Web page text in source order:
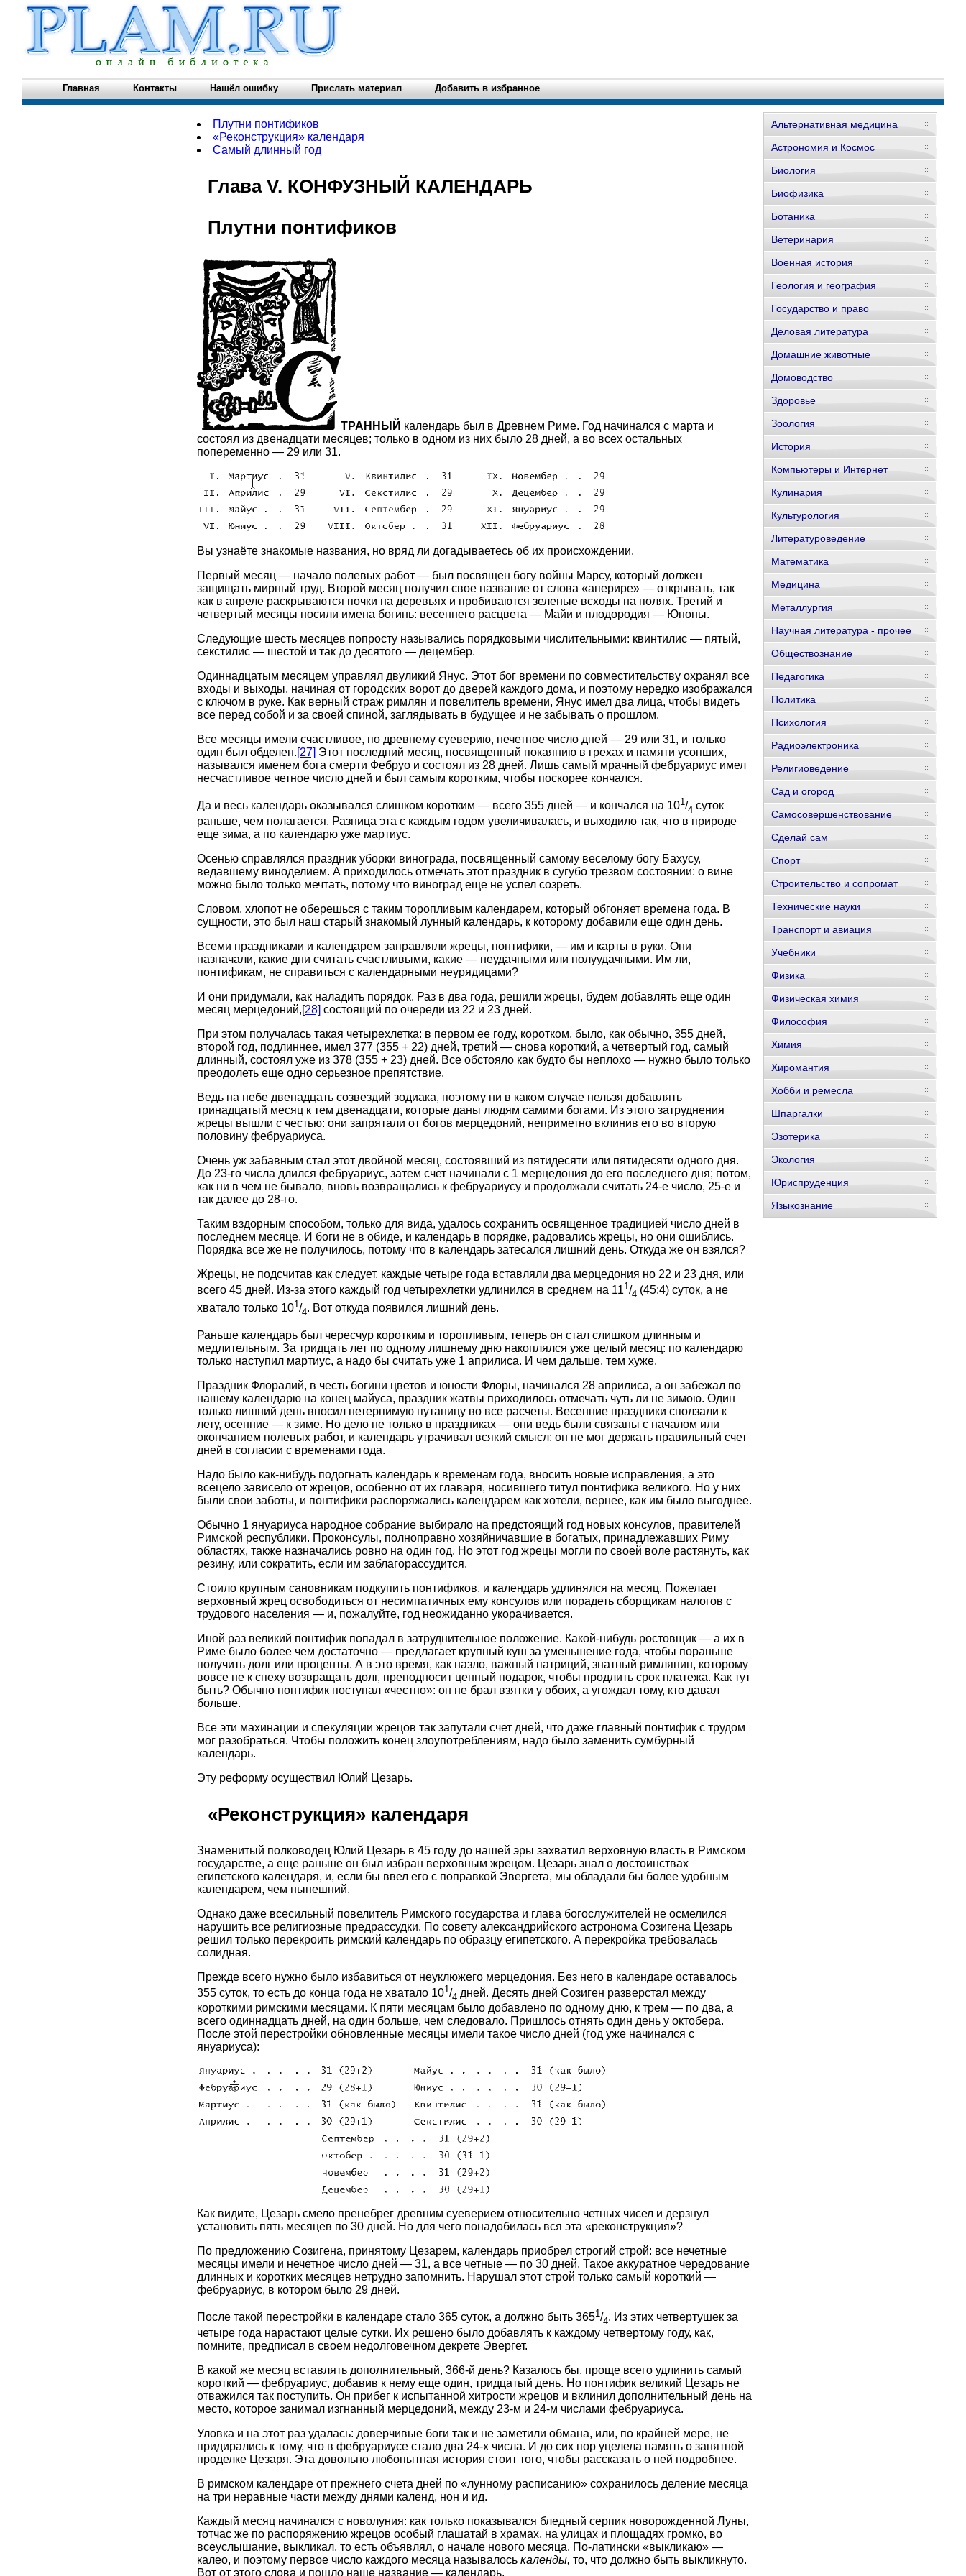
Главная Контакты Нашёл ошибку Прислать материал Добавить в избранное
Плутни понтификов
«Реконструкция» календаря
Самый длинный год
Глава V. КОНФУЗНЫЙ КАЛЕНДАРЬ
Плутни понтификов
ТРАННЫЙ календарь был в Древнем Риме. Год начинался с марта и
состоял из двенадцати месяцев; только в одном из них было 28 дней, а во всех остальных
попеременно — 29 или 31.
Вы узнаёте знакомые названия, но вряд ли догадываетесь об их происхождении.
Первый месяц — начало полевых работ — был посвящен богу войны Марсу, который должен
защищать мирный труд. Второй месяц получил свое название от слова «аперире» — открывать, так
как в апреле раскрываются почки на деревьях и пробиваются зеленые всходы на полях. Третий и
четвертый месяцы носили имена богинь: весеннего расцвета — Майи и плодородия — Юноны.
Следующие шесть месяцев попросту назывались порядковыми числительными: квинтилис — пятый,
секстилис — шестой и так до десятого — децембер.
Одиннадцатым месяцем управлял двуликий Янус. Этот бог времени по совместительству охранял все
входы и выходы, начиная от городских ворот до дверей каждого дома, и поэтому нередко изображался
с ключом в руке. Как верный страж римлян и повелитель времени, Янус имел два лица, чтобы видеть
все перед собой и за своей спиной, заглядывать в будущее и не забывать о прошлом.
Все месяцы имели счастливое, по древнему суеверию, нечетное число дней — 29 или 31, и только
один был обделен.[27] Этот последний месяц, посвященный покаянию в грехах и памяти усопших,
назывался именем бога смерти Фебруо и состоял из 28 дней. Лишь самый мрачный фебруариус имел
несчастливое четное число дней и был самым коротким, чтобы поскорее кончался.
Да и весь календарь оказывался слишком коротким — всего 355 дней — и кончался на 101/4 суток
раньше, чем полагается. Разница эта с каждым годом увеличивалась, и выходило так, что в природе
еще зима, а по календарю уже мартиус.
Осенью справлялся праздник уборки винограда, посвященный самому веселому богу Бахусу,
ведавшему виноделием. А приходилось отмечать этот праздник в сугубо трезвом состоянии: о вине
можно было только мечтать, потому что виноград еще не успел созреть.
Словом, хлопот не оберешься с таким торопливым календарем, который обгоняет времена года. В
сущности, это был наш старый знакомый лунный календарь, к которому добавили еще один день.
Всеми праздниками и календарем заправляли жрецы, понтифики, — им и карты в руки. Они
назначали, какие дни считать счастливыми, какие — неудачными или полуудачными. Им ли,
понтификам, не справиться с календарными неурядицами?
И они придумали, как наладить порядок. Раз в два года, решили жрецы, будем добавлять еще один
месяц мерцедоний,[28] состоящий по очереди из 22 и 23 дней.
При этом получалась такая четырехлетка: в первом ее году, коротком, было, как обычно, 355 дней,
второй год, подлиннее, имел 377 (355 + 22) дней, третий — снова короткий, а четвертый год, самый
длинный, состоял уже из 378 (355 + 23) дней. Все обстояло как будто бы неплохо — нужно было только
преодолеть еще одно серьезное препятствие.
Ведь на небе двенадцать созвездий зодиака, поэтому ни в каком случае нельзя добавлять
тринадцатый месяц к тем двенадцати, которые даны людям самими богами. Из этого затруднения
жрецы вышли с честью: они запрятали от богов мерцедоний, неприметно вклинив его во вторую
половину фебруариуса.
Очень уж забавным стал этот двойной месяц, состоявший из пятидесяти или пятидесяти одного дня.
До 23-го числа длился фебруариус, затем счет начинали с 1 мерцедония до его последнего дня; потом,
как ни в чем не бывало, вновь возвращались к фебруариусу и продолжали считать 24-е число, 25-е и
так далее до 28-го.
Таким вздорным способом, только для вида, удалось сохранить освященное традицией число дней в
последнем месяце. И боги не в обиде, и календарь в порядке, радовались жрецы, но они ошиблись.
Порядка все же не получилось, потому что в календарь затесался лишний день. Откуда же он взялся?
Жрецы, не подсчитав как следует, каждые четыре года вставляли два мерцедония но 22 и 23 дня, или
всего 45 дней. Из-за этого каждый год четырехлетки удлинился в среднем на 111/4 (45:4) суток, а не
хватало только 101/4. Вот откуда появился лишний день.
Раньше календарь был чересчур коротким и торопливым, теперь он стал слишком длинным и
медлительным. За тридцать лет по одному лишнему дню накоплялся уже целый месяц: по календарю
только наступил мартиус, а надо бы считать уже 1 априлиса. И чем дальше, тем хуже.
Праздник Флоралий, в честь богини цветов и юности Флоры, начинался 28 априлиса, а он забежал по
нашему календарю на конец майуса, праздник жатвы приходилось отмечать чуть ли не зимою. Один
только лишний день вносил нетерпимую путаницу во все расчеты. Весенние праздники сползали к
лету, осенние — к зиме. Но дело не только в праздниках — они ведь были связаны с началом или
окончанием полевых работ, и календарь утрачивал всякий смысл: он не мог держать правильный счет
дней в согласии с временами года.
Надо было как-нибудь подогнать календарь к временам года, вносить новые исправления, а это
всецело зависело от жрецов, особенно от их главаря, носившего титул понтифика великого. Но у них
были свои заботы, и понтифики распоряжались календарем как хотели, вернее, как им было выгоднее.
Обычно 1 януариуса народное собрание выбирало на предстоящий год новых консулов, правителей
Римской республики. Проконсулы, полноправно хозяйничавшие в богатых, принадлежавших Риму
областях, также назначались ровно на один год. Но этот год жрецы могли по своей воле растянуть, как
резину, или сократить, если им заблагорассудится.
Стоило крупным сановникам подкупить понтификов, и календарь удлинялся на месяц. Пожелает
верховный жрец освободиться от несимпатичных ему консулов или порадеть сборщикам налогов с
трудового населения — и, пожалуйте, год неожиданно укорачивается.
Иной раз великий понтифик попадал в затруднительное положение. Какой-нибудь ростовщик — а их в
Риме было более чем достаточно — предлагает крупный куш за уменьшение года, чтобы пораньше
получить долг или проценты. А в это время, как назло, важный патриций, знатный римлянин, которому
вовсе не к спеху возвращать долг, преподносит ценный подарок, чтобы продлить срок платежа. Как тут
быть? Обычно понтифик поступал «честно»: он не брал взятки у обоих, а угождал тому, кто давал
больше.
Все эти махинации и спекуляции жрецов так запутали счет дней, что даже главный понтифик с трудом
мог разобраться. Чтобы положить конец злоупотреблениям, надо было заменить сумбурный
календарь.
Эту реформу осуществил Юлий Цезарь.
«Реконструкция» календаря
Знаменитый полководец Юлий Цезарь в 45 году до нашей эры захватил верховную власть в Римском
государстве, а еще раньше он был избран верховным жрецом. Цезарь знал о достоинствах
египетского календаря, и, если бы ввел его с поправкой Эвергета, мы обладали бы более удобным
календарем, чем нынешний.
Однако даже всесильный повелитель Римского государства и глава богослужителей не осмелился
нарушить все религиозные предрассудки. По совету александрийского астронома Созигена Цезарь
решил только перекроить римский календарь по образцу египетского. А перекройка требовалась
солидная.
Прежде всего нужно было избавиться от неуклюжего мерцедония. Без него в календаре оставалось
355 суток, то есть до конца года не хватало 101/4 дней. Десять дней Созиген разверстал между
короткими римскими месяцами. К пяти месяцам было добавлено по одному дню, к трем — по два, а
всего одиннадцать дней, на один больше, чем следовало. Пришлось отнять один день у октобера.
После этой перестройки обновленные месяцы имели такое число дней (год уже начинался с
януариуса):
Как видите, Цезарь смело пренебрег древним суеверием относительно четных чисел и дерзнул
установить пять месяцев по 30 дней. Но для чего понадобилась вся эта «реконструкция»?
По предложению Созигена, принятому Цезарем, календарь приобрел строгий строй: все нечетные
месяцы имели и нечетное число дней — 31, а все четные — по 30 дней. Такое аккуратное чередование
длинных и коротких месяцев нетрудно запомнить. Нарушал этот строй только самый короткий —
фебруариус, в котором было 29 дней.
После такой перестройки в календаре стало 365 суток, а должно быть 3651/4. Из этих четвертушек за
четыре года нарастают целые сутки. Их решено было добавлять к каждому четвертому году, как,
помните, предписал в своем недолговечном декрете Эвергет.
В какой же месяц вставлять дополнительный, 366-й день? Казалось бы, проще всего удлинить самый
короткий — фебруариус, добавив к нему еще один, тридцатый день. Но понтифик великий Цезарь не
отважился так поступить. Он прибег к испытанной хитрости жрецов и вклинил дополнительный день на
место, которое занимал изгнанный мерцедоний, между 23-м и 24-м числами фебруариуса.
Уловка и на этот раз удалась: доверчивые боги так и не заметили обмана, или, по крайней мере, не
придирались к тому, что в фебруариусе стало два 24-х числа. И до сих пор уцелела память о занятной
проделке Цезаря. Эта довольно любопытная история стоит того, чтобы рассказать о ней подробнее.
В римском календаре от прежнего счета дней по «лунному расписанию» сохранилось деление месяца
на три неравные части между днями календ, нон и ид.
Каждый месяц начинался с новолуния: как только показывался бледный серпик новорожденной Луны,
тотчас же по распоряжению жрецов особый глашатай в храмах, на улицах и площадях громко, во
всеуслышание, выкликал, то есть объявлял, о начале нового месяца. По-латински «выкликаю» —
калео, и поэтому первое число каждого месяца называлось календы, то, что должно быть выкликнуто.
Вот от этого слова и пошло наше название — календарь.
Альтернативная медицина
Астрономия и Космос
Биология
Биофизика
Ботаника
Ветеринария
Военная история
Геология и география
Государство и право
Деловая литература
Домашние животные
Домоводство
Здоровье
Зоология
История
Компьютеры и Интернет
Кулинария
Культурология
Литературоведение
Математика
Медицина
Металлургия
Научная литература - прочее
Обществознание
Педагогика
Политика
Психология
Радиоэлектроника
Религиоведение
Сад и огород
Самосовершенствование
Сделай сам
Спорт
Строительство и сопромат
Технические науки
Транспорт и авиация
Учебники
Физика
Физическая химия
Философия
Химия
Хиромантия
Хобби и ремесла
Шпаргалки
Эзотерика
Экология
Юриспруденция
Языкознание